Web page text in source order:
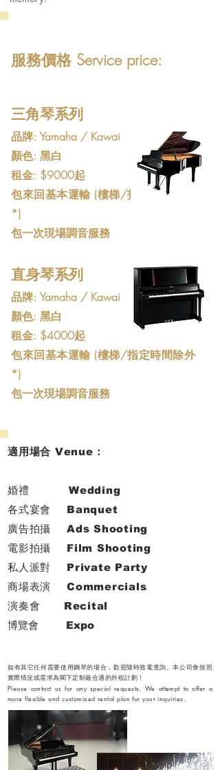
服務價格 Service price:
三角琴系列
品牌: Yamaha / Kawai
顏色: 黑白
​租金: $9000起
包來回基本運輸 (樓梯/指定時間除外
*)
包一次現場調音服務
直身琴系列
品牌: Yamaha / Kawai
顏色: 黑白
​租金: $4000起
包來回基本運輸 (樓梯/指定時間除外
*)
包一次現場調音服務
適用場合 Venue：
婚禮 Wedding
各式宴會 Banquet
廣告拍攝 Ads Shooting
電影拍攝 Film Shooting
私人派對 Private Party
商場表演 Commercials
演奏會 Recital
博覽會 Expo
如有其它任何需要使用鋼琴的場合，歡迎隨時致電查詢。本公司會按照
實際情況或需求為閣下定制最合適的外租計劃！
Please contact us for any special requests. We attempt to offer a
more flexible and customized rental plan for your inquiries.